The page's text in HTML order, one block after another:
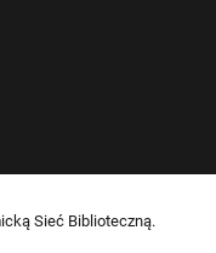
Sieć Biblioteczną.